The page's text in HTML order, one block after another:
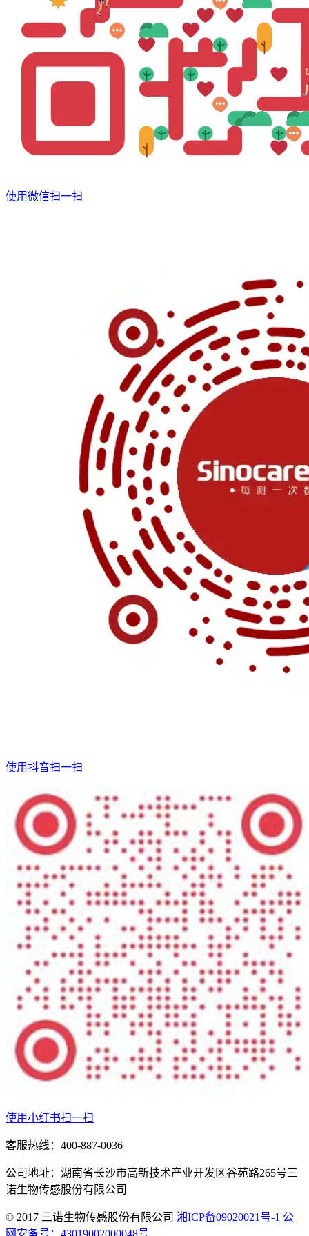
使用微信扫一扫
使用抖音扫一扫
使用小红书扫一扫
客服热线：400-887-0036
公司地址：湖南省长沙市高新技术产业开发区谷苑路265号三
诺生物传感股份有限公司
© 2017 三诺生物传感股份有限公司 湘ICP备09020021号-1 公
网安备号：43019002000048号